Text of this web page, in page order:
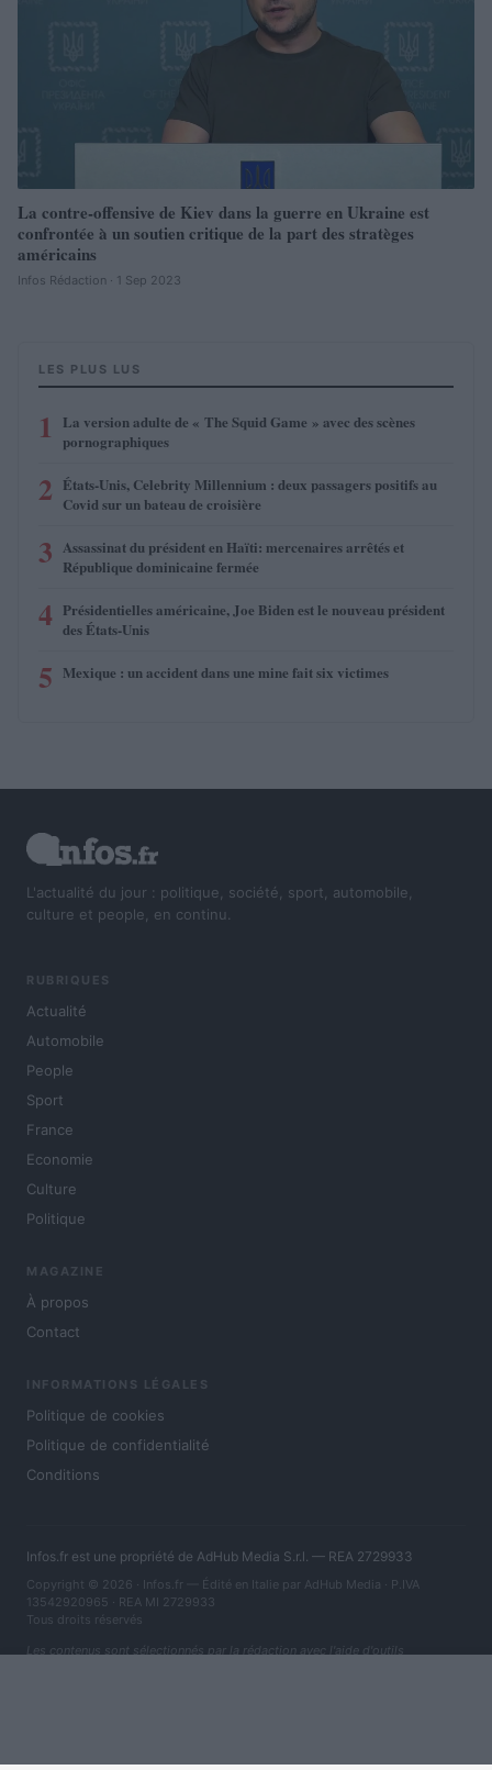
La contre-offensive de Kiev dans la guerre en Ukraine est
confrontée à un soutien critique de la part des stratèges
américains
Infos Rédaction · 1 Sep 2023
LES PLUS LUS
1
La version adulte de « The Squid Game » avec des scènes
pornographiques
2 États-Unis, Celebrity Millennium : deux passagers positifs au
Covid sur un bateau de croisière
3 Assassinat du président en Haïti: mercenaires arrêtés et
République dominicaine fermée
4 Présidentielles américaine, Joe Biden est le nouveau président
des États-Unis
5 Mexique : un accident dans une mine fait six victimes
L'actualité du jour : politique, société, sport, automobile,
culture et people, en continu.
RUBRIQUES
Actualité
Automobile
People
Sport
France
Economie
Culture
Politique
MAGAZINE
À propos
Contact
INFORMATIONS LÉGALES
Politique de cookies
Politique de confidentialité
Conditions
Infos.fr est une propriété de AdHub Media S.r.l. — REA 2729933
Copyright © 2026 · Infos.fr — Édité en Italie par AdHub Media · P.IVA
13542920965 · REA MI 2729933
Tous droits réservés
Les contenus sont sélectionnés par la rédaction avec l'aide d'outils